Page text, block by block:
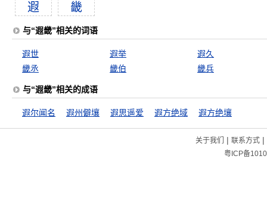
遐 畿
与“遐畿”相关的词语
遐世 遐举
遐久
畿丞
畿伯 畿兵
与“遐畿”相关的成语
遐尔闻名 遐州僻壤 遐思遥爱 遐方绝域 遐方绝壤
关于我们 | 联系方式|
粤ICP备